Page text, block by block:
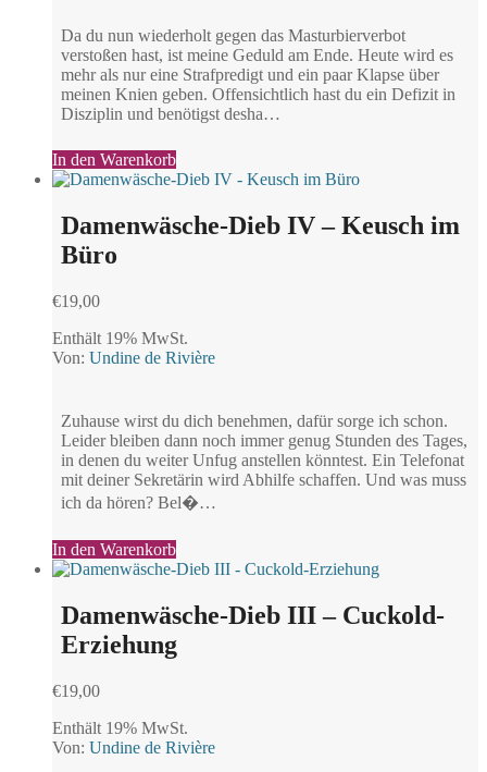
Da du nun wiederholt gegen das Masturbierverbot
verstoßen hast, ist meine Geduld am Ende. Heute wird es
mehr als nur eine Strafpredigt und ein paar Klapse über
meinen Knien geben. Offensichtlich hast du ein Defizit in
Disziplin und benötigst desha…
In den Warenkorb
Damenwäsche-Dieb IV – Keusch im
Büro
€19,00
Enthält 19% MwSt.
Von: Undine de Rivière
Zuhause wirst du dich benehmen, dafür sorge ich schon.
Leider bleiben dann noch immer genug Stunden des Tages,
in denen du weiter Unfug anstellen könntest. Ein Telefonat
mit deiner Sekretärin wird Abhilfe schaffen. Und was muss
ich da hören? Bel�…
In den Warenkorb
Damenwäsche-Dieb III – Cuckold-
Erziehung
€19,00
Enthält 19% MwSt.
Von: Undine de Rivière